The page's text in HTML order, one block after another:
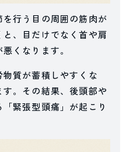
行う目の周囲の筋肉が
、目だけでなく首や肩
くなります。
質が蓄積しやすくな
。その結果、後頭部や
緊張型頭痛」が起こり